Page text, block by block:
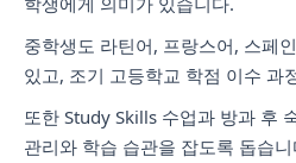
중학생도 라틴어, 프랑스어, 스페
있고, 조기 고등학교 학점 이수 과
또한 Study Skills 수업과 방과 후
관리와 학습 습관을 잡도록 돕습